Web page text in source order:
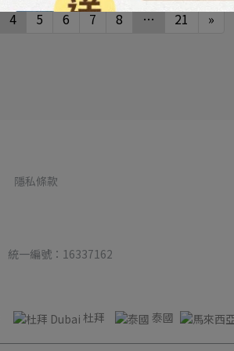
4 5 6 7 8 … 21 »
隱私條款
統一編號：16337162
杜拜 泰國